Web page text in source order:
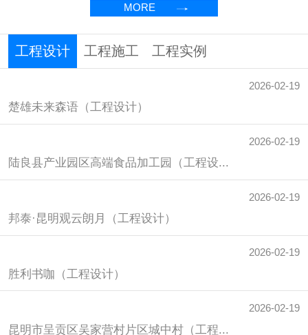
MORE
工程设计 工程施工 工程实例
2026-02-19
楚雄未来森语（工程设计）
2026-02-19
陆良县产业园区高端食品加工园（工程设...
2026-02-19
邦泰·昆明观云朗月（工程设计）
2026-02-19
胜利书咖（工程设计）
2026-02-19
昆明市呈贡区吴家营村片区城中村（工程...
陆良县产业园区高端食品加工园（工程施...
邦泰·昆明观云朗月（工程施工）
昆明市呈贡区吴家营村片区城中村（工程...
陆良县产业园区高端食品加工园（工程实...
邦泰·昆明观云朗月（工程实例）
昆明市呈贡区吴家营村片区城中村（工程...